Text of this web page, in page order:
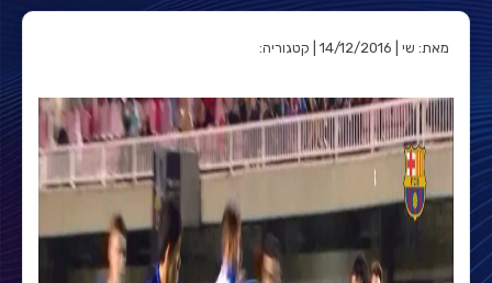
מאת: שי | 14/12/2016 | קטגוריה: